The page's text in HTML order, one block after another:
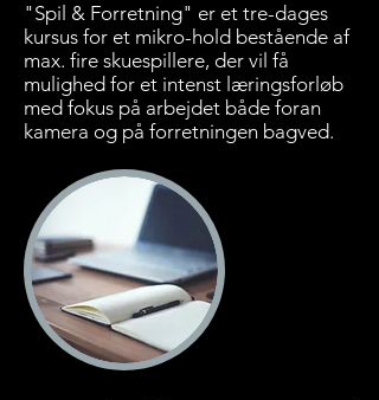
"Spil & Forretning" er et tre-dages
kursus for et mikro-hold bestående af
max. fire skuespillere, der vil få
mulighed for et intenst læringsforløb
med fokus på arbejdet både foran
kamera og på forretningen bagved.